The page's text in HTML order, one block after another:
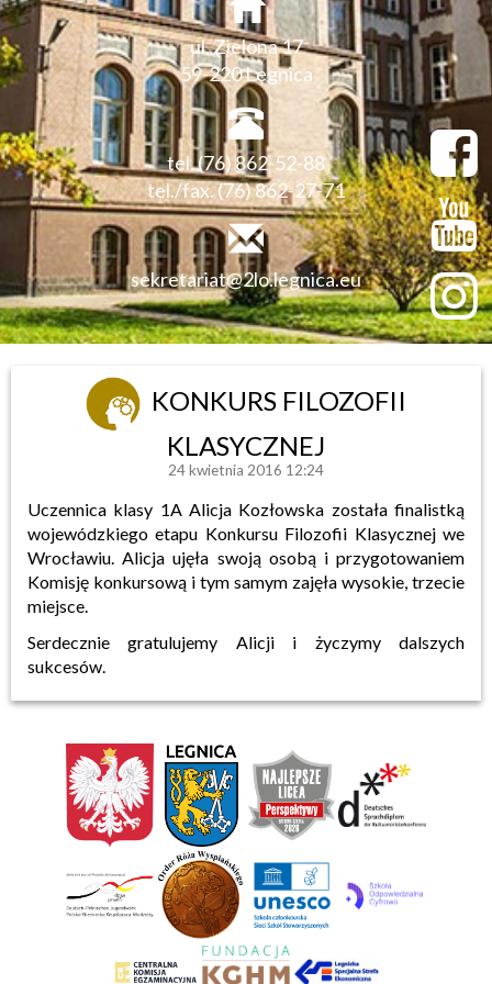
ul. Zielona 17
59-220 Legnica
tel. (76) 862-52-88
tel./fax. (76) 862-27-71
sekretariat@2lo.legnica.eu
KONKURS FILOZOFII
KLASYCZNEJ
24 kwietnia 2016 12:24
Uczennica klasy 1A Alicja Kozłowska została finalistką
wojewódzkiego etapu Konkursu Filozofii Klasycznej we
Wrocławiu. Alicja ujęła swoją osobą i przygotowaniem
Komisję konkursową i tym samym zajęła wysokie, trzecie
miejsce.
Serdecznie gratulujemy Alicji i życzymy dalszych
sukcesów.